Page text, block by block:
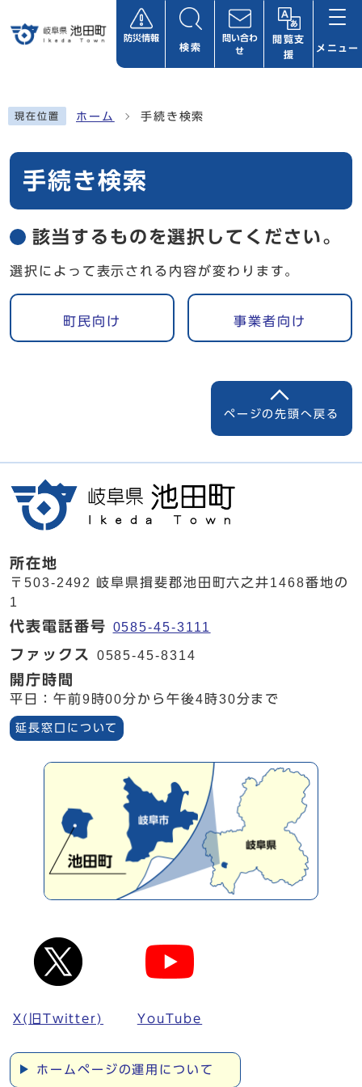
防災情報
検索
問い合わ
せ
閲覧支
援
メニュー
現在位置 ホーム 手続き検索
手続き検索
該当するものを選択してください。
選択によって表示される内容が変わります。
町民向け 事業者向け
ページの先頭へ戻る
所在地
〒503-2492 岐阜県揖斐郡池田町六之井1468番地の
1
代表電話番号 0585-45-3111
ファックス 0585-45-8314
開庁時間
平日：午前9時00分から午後4時30分まで
延長窓口について
X(旧Twitter) YouTube
ホームページの運用について